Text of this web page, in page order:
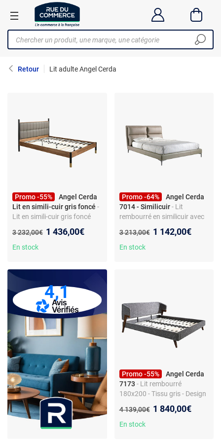
Retour Lit adulte Angel Cerda
Promo -55%
Angel Cerda
Lit en simili-cuir gris foncé -
Lit en simili-cuir gris foncé
Ancien prix :
3 232,00€ Nouveau prix :
1 436,00€
En stock
Promo -64%
Angel Cerda
7014 - Similicuir - Lit
rembourré en similicuir avec
Tête de lit incluse
Ancien prix :
3 213,00€ Nouveau prix :
1 142,00€
En stock
4,1
Promo -55%
Angel Cerda
7173 - Lit rembourré
180x200 - Tissu gris - Design
plaqué noyer
Ancien prix :
4 139,00€ Nouveau prix :
1 840,00€
En stock